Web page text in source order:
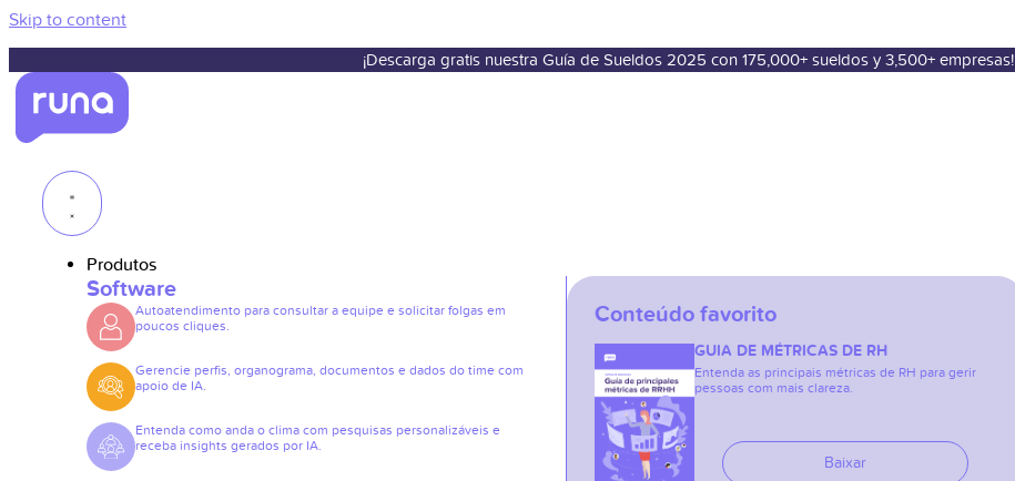
Skip to content
¡Descarga gratis nuestra Guía de Sueldos 2025 con 175,000+ sueldos y 3,500+ empresas!
Produtos
Software
Autoatendimento para consultar a equipe e solicitar folgas em
poucos cliques.
Gerencie perfis, organograma, documentos e dados do time com
apoio de IA.
Entenda como anda o clima com pesquisas personalizáveis e
receba insights gerados por IA.
Conteúdo favorito
GUIA DE MÉTRICAS DE RH
Entenda as principais métricas de RH para gerir
pessoas com mais clareza.
Baixar